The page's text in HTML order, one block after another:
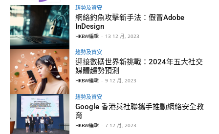
趨勢及資安
網絡釣魚攻擊新手法：假冒Adobe
InDesign
HKBW編輯 - 13 12 月, 2023
趨勢及資安
迎接數碼世界新挑戰：2024年五大社交
媒體趨勢預測
HKBW編輯 - 9 12 月, 2023
趨勢及資安
Google 香港與社聯攜手推動網絡安全教
育
HKBW編輯 - 7 12 月, 2023